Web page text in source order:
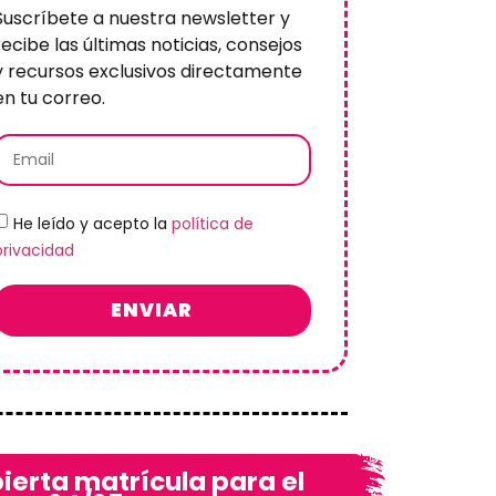
a nuestra newsletter y
las últimas noticias, consejos
recursos exclusivos directamente
tu correo.
He leído y acepto la política de
ENVIAR
matrícula para el